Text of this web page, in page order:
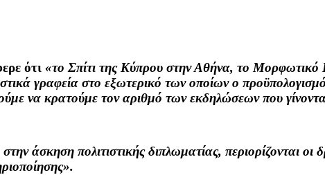
ότι «το Σπίτι της Κύπρου στην Αθήνα, το
γραφεία στο εξωτερικό των οποίων ο
να κρατούμε τον αριθμό των εκδηλώσεων που
άσκηση πολιτιστικής διπλωματίας, περιορίζονται